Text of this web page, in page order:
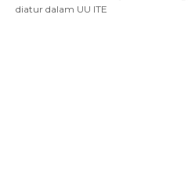
diatur dalam UU ITE